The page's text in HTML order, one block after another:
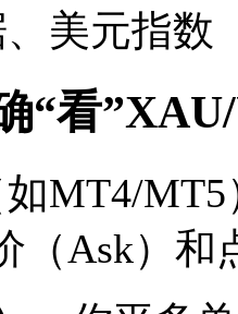
美元指数
“看
MT4/
（Ask）和